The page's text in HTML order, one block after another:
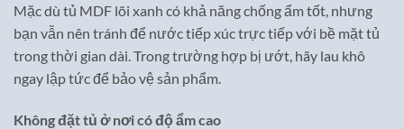
Mặc dù tủ MDF lõi xanh có khả năng chống ẩm tốt, nhưng
bạn vẫn nên tránh để nước tiếp xúc trực tiếp với bề mặt tủ
trong thời gian dài. Trong trường hợp bị ướt, hãy lau khô
ngay lập tức để bảo vệ sản phẩm.
Không đặt tủ ở nơi có độ ẩm cao